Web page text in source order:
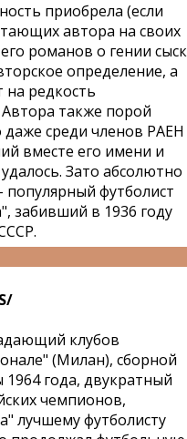
приобрела (если
автора на своих
романов о гении
определение, а
редкость
также порой
среди членов
вместе его имени и
Зато абсолютно
популярный футболист
забивший в 1936 году
клубов
(Милан), сборной
года, двукратный
чемпионов,
лучшему футболисту